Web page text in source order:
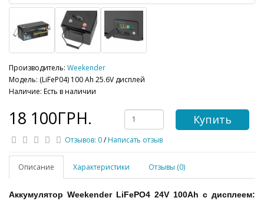
Производитель: Weekender
Модель: (LiFeP04) 100 Ah 25.6V дисплей
Наличие: Есть в наличии
18 100ГРН. Купить
Отзывов: 0/Написать отзыв
Описание Характеристики Отзывы (0)
Аккумулятор Weekender LiFePO4 24V 100Ah с дисплеем: